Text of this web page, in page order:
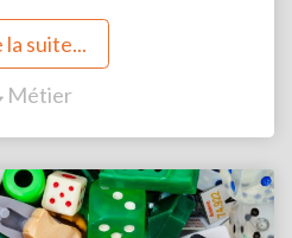
la suite...
Métier